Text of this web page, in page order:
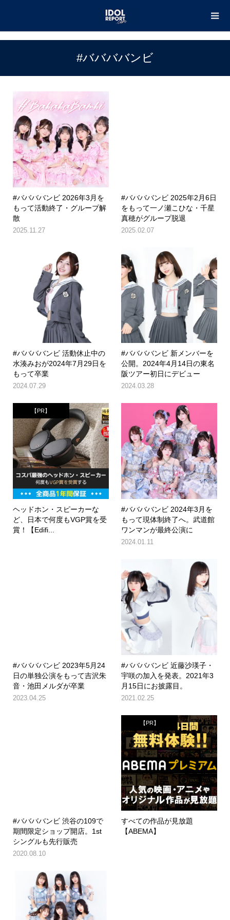
#ババババンビ
#ババババンビ 2026年3月を
もって活動終了・グループ解
散
2025.11.27
#ババババンビ 2025年2月6日
をもって一ノ瀬こひな・千星
真穂がグループ脱退
2025.02.07
#ババババンビ 活動休止中の
水湊みおが2024年7月29日を
もって卒業
2024.07.29
#ババババンビ 新メンバーを
公開。2024年4月14日の東名
阪ツアー初日にデビュー
2024.03.28
【PR】
ヘッドホン・スピーカーな
ど、日本で何度もVGP賞を受
賞！【Edifi...
#ババババンビ 2024年3月を
もって現体制終了へ。武道館
ワンマンが最終公演に
2024.01.11
#ババババンビ 2023年5月24
日の単独公演をもって吉沢朱
音・池田メルダが卒業
2023.04.25
#ババババンビ 近藤沙瑛子・
宇咲の加入を発表。2021年3
月15日にお披露目。
2021.02.25
#ババババンビ 渋谷の109で
期間限定ショップ開店。1st
シングルも先行販売
2020.08.10
【PR】
すべての作品が見放題
【ABEMA】